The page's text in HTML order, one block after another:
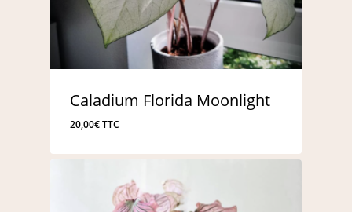
Caladium Florida Moonlight
20,00€TTC